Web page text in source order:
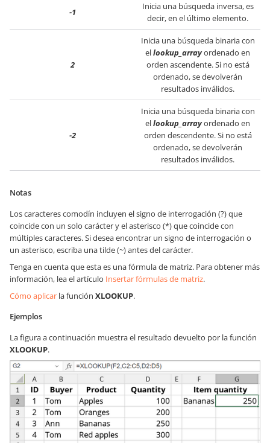
-1
Inicia una búsqueda inversa, es
decir, en el último elemento.
2
Inicia una búsqueda binaria con
ellookup_arrayordenado en
orden ascendente. Si no está
ordenado, se devolverán
resultados inválidos.
-2
Inicia una búsqueda binaria con
ellookup_arrayordenado en
orden descendente. Si no está
ordenado, se devolverán
resultados inválidos.
Notas
Los caracteres comodín incluyen el signo de interrogación (?) que
coincide con un solo carácter y el asterisco (*) que coincide con
múltiples caracteres. Si desea encontrar un signo de interrogación o
un asterisco, escriba una tilde (~) antes del carácter.
Tenga en cuenta que esta es una fórmula de matriz. Para obtener más
información, lea el artículo Insertar fórmulas de matriz.
Cómo aplicar la función XLOOKUP.
Ejemplos
La figura a continuación muestra el resultado devuelto por la función
XLOOKUP.